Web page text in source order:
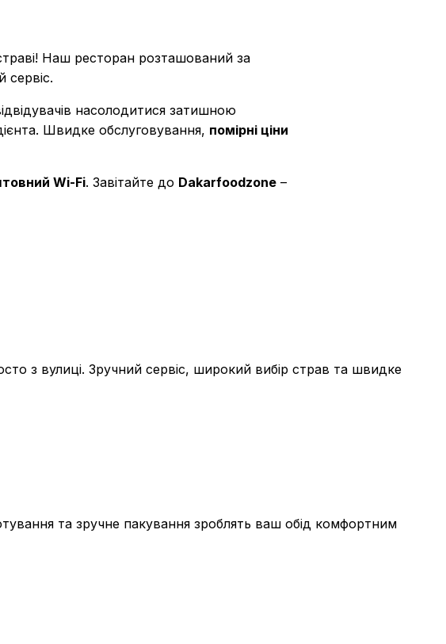
Наш ресторан розташований за
сервіс.
насолодитися затишною
Швидке обслуговування, помірні ціни
Wi-Fi. Завітайте до Dakarfoodzone –
з вулиці. Зручний сервіс, широкий вибір страв та швидке
та зручне пакування зроблять ваш обід комфортним